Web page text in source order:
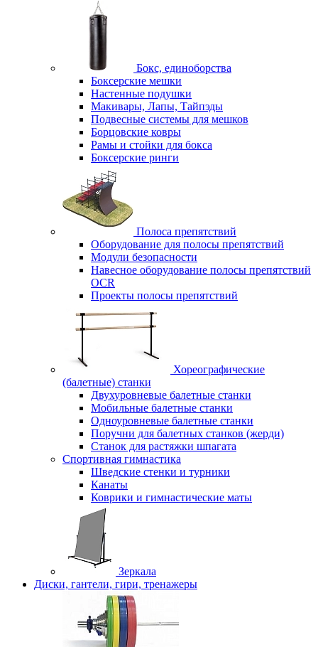
Бокс, единоборства
Боксерские мешки
Настенные подушки
Макивары, Лапы, Тайпэды
Подвесные системы для мешков
Борцовские ковры
Рамы и стойки для бокса
Боксерские ринги
Полоса препятствий
Оборудование для полосы препятствий
Модули безопасности
Навесное оборудование полосы препятствий
OCR
Проекты полосы препятствий
Хореографические
(балетные) станки
Двухуровневые балетные станки
Мобильные балетные станки
Одноуровневые балетные станки
Поручни для балетных станков (жерди)
Станок для растяжки шпагата
Спортивная гимнастика
Шведские стенки и турники
Канаты
Коврики и гимнастические маты
Зеркала
Диски, гантели, гири, тренажеры